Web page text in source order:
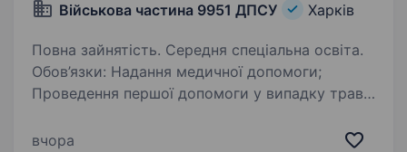
Військова частина 9951 ДПСУ Харків
Повна зайнятість. Середня спеціальна освіта.
Обов’язки: Надання медичної допомоги;
Проведення першої допомоги у випадку травм
здоров’я військовослужбовців та ведення
вчора